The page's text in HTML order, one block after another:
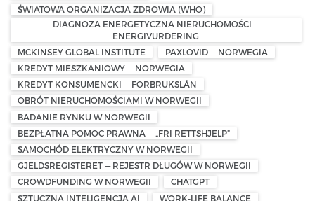
ŚWIATOWA ORGANIZACJA ZDROWIA (WHO)
DIAGNOZA ENERGETYCZNA NIERUCHOMOŚCI —
ENERGIVURDERING
MCKINSEY GLOBAL INSTITUTE
PAXLOVID — NORWEGIA
KREDYT MIESZKANIOWY — NORWEGIA
KREDYT KONSUMENCKI — FORBRUKSLÅN
OBRÓT NIERUCHOMOŚCIAMI W NORWEGII
BADANIE RYNKU W NORWEGII
BEZPŁATNA POMOC PRAWNA — „FRI RETTSHJELP”
SAMOCHÓD ELEKTRYCZNY W NORWEGII
GJELDSREGISTERET — REJESTR DŁUGÓW W NORWEGII
CROWDFUNDING W NORWEGII
CHATGPT
SZTUCZNA INTELIGENCJA AI
WORK-LIFE BALANCE